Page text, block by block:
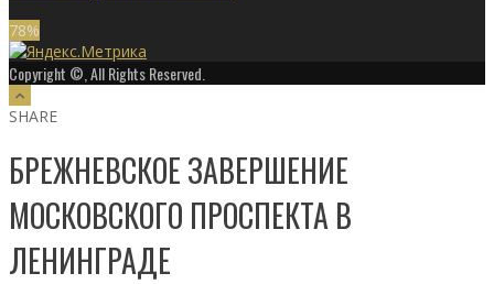
78%
Copyright ©, All Rights Reserved.
SHARE
БРЕЖНЕВСКОЕ ЗАВЕРШЕНИЕ
МОСКОВСКОГО ПРОСПЕКТА В
ЛЕНИНГРАДЕ